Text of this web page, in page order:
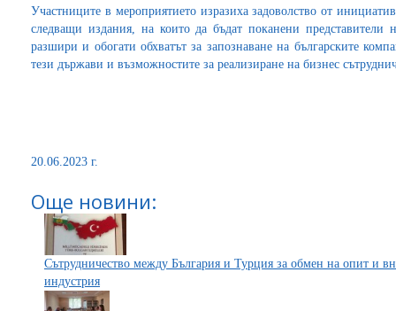
Участниците в мероприятието изразиха задоволство от
следващи издания, на които да бъдат поканени
разшири и обогати обхватът за запознаване на българските
тези държави и възможностите за реализиране на бизнес
20.06.2023 г.
Още новини:
Сътрудничество между България и Турция за обмен на опит и
индустрия